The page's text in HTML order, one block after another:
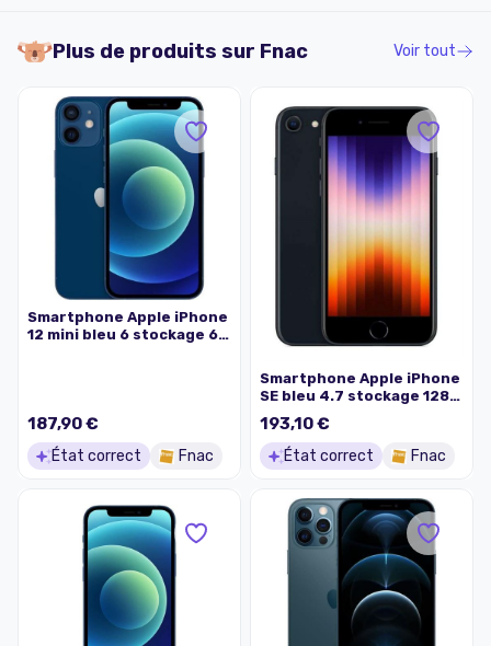
Plus de produits sur Fnac Voir tout
Smartphone Apple iPhone
12 mini bleu 6 stockage 64
187,90 €
État correct Fnac
Smartphone Apple iPhone
SE bleu 4.7 stockage 128
Go
193,10 €
État correct Fnac